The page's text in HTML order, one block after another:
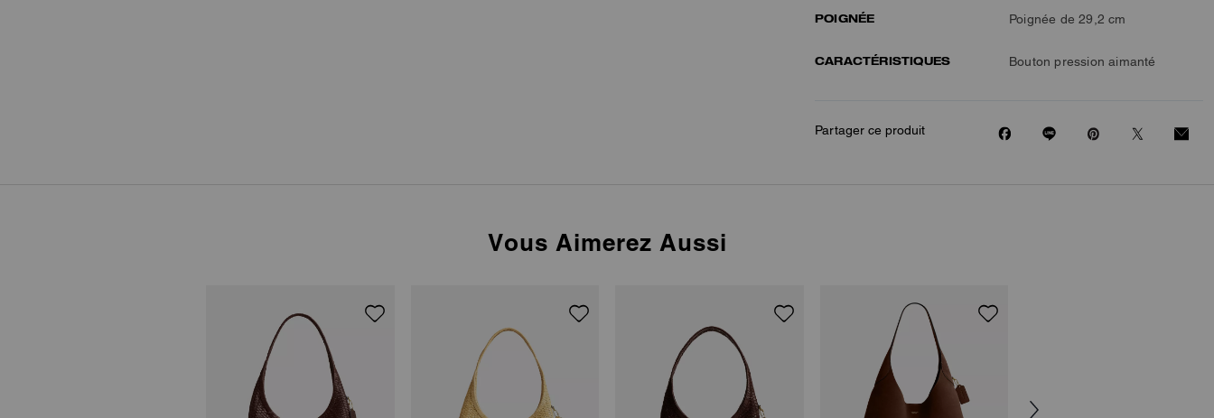
POIGNÉE Poignée de 29,2 cm
CARACTÉRISTIQUES Bouton pression aimanté
Partager ce produit
Vous Aimerez Aussi